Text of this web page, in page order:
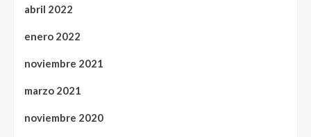
abril 2022
enero 2022
noviembre 2021
marzo 2021
noviembre 2020